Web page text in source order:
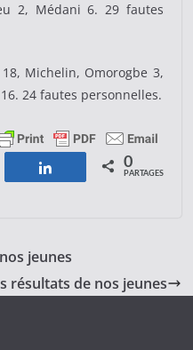
2, Médani 6. 29 fautes
Michelin, Omorogbe 3,
24 fautes personnelles.
Partagez 0
PARTAGES
jeunes
résultats de nos jeunes